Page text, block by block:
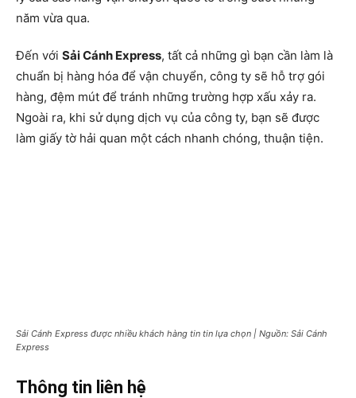
năm vừa qua.
Đến với Sải Cánh Express, tất cả những gì bạn cần làm là
chuẩn bị hàng hóa để vận chuyển, công ty sẽ hỗ trợ gói
hàng, đệm mút để tránh những trường hợp xấu xảy ra.
Ngoài ra, khi sử dụng dịch vụ của công ty, bạn sẽ được
làm giấy tờ hải quan một cách nhanh chóng, thuận tiện.
Sải Cánh Express được nhiều khách hàng tin tin lựa chọn | Nguồn: Sải Cánh
Express
Thông tin liên hệ